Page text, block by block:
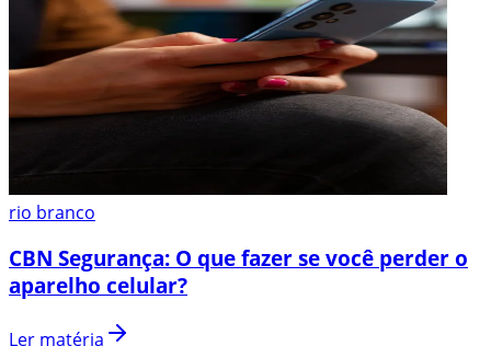
rio branco
CBN Segurança: O que fazer se você perder o
aparelho celular?
Ler matéria